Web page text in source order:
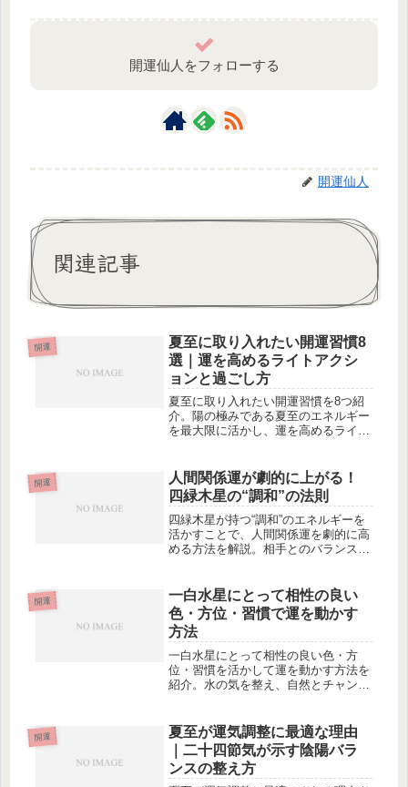
開運仙人をフォローする
開運仙人
関連記事
開運
夏至に取り入れたい開運習慣8
選｜運を高めるライトアクシ
ョンと過ごし方
夏至に取り入れたい開運習慣を8つ紹
介。陽の極みである夏至のエネルギー
を最大限に活かし、運を高めるライト
開運
人間関係運が劇的に上がる！
四緑木星の“調和”の法則
四緑木星が持つ“調和”のエネルギーを
活かすことで、人間関係運を劇的に高
める方法を解説。相手とのバランスを
開運
一白水星にとって相性の良い
色・方位・習慣で運を動かす
方法
一白水星にとって相性の良い色・方
位・習慣を活かして運を動かす方法を
紹介。水の気を整え、自然とチャンス
開運
夏至が運気調整に最適な理由
｜二十四節気が示す陰陽バラ
ンスの整え方